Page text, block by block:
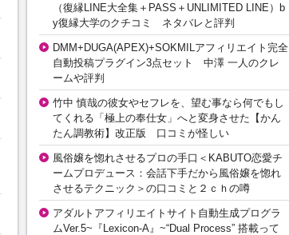
（復縁LINE大全集＋PASS＋UNLIMITED LINE）b
y復縁大学のクチコミ ネタバレと評判
DMM+DUGA(APEX)+SOKMILアフィリエイト完全
自動投稿プラグイン3点セット 中澤 一人のクレ
ームや評判
竹中 慎哉の彼女やセフレを、望む事なら何でもし
てくれる「極上の奉仕女」へと変身させた【かん
たん調教術】改正版 口コミが怪しい
風俗嬢を惚れさせるプロの手口＜KABUTO恋愛チ
ームプロデュース：会話下手だから風俗嬢を惚れ
させるテクニック＞の口コミと２ｃｈの噂
アダルトアフィリエイトサイト自動生成プログラ
ムVer.5~『Lexicon-A』~“Dual Process” 搭載って